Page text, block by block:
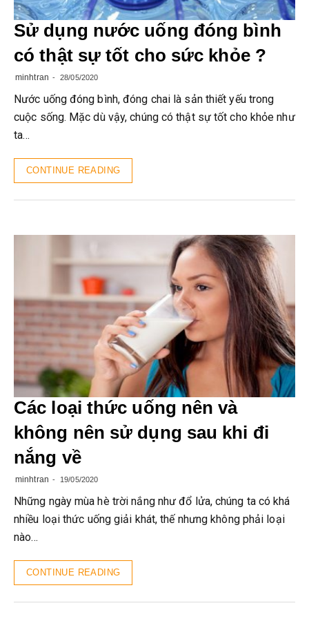
Sử dụng nước uống đóng bình
có thật sự tốt cho sức khỏe ?
minhtran 28/05/2020
Nước uống đóng bình, đóng chai là sản thiết yếu trong
cuộc sống. Mặc dù vậy, chúng có thật sự tốt cho khỏe như
ta…
CONTINUE READING
Các loại thức uống nên và
không nên sử dụng sau khi đi
nắng về
minhtran 19/05/2020
Những ngày mùa hè trời nắng như đổ lửa, chúng ta có khá
nhiều loại thức uống giải khát, thế nhưng không phải loại
nào…
CONTINUE READING